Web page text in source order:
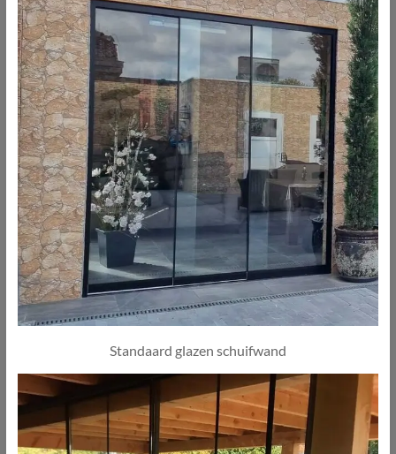
Standaard glazen schuifwand